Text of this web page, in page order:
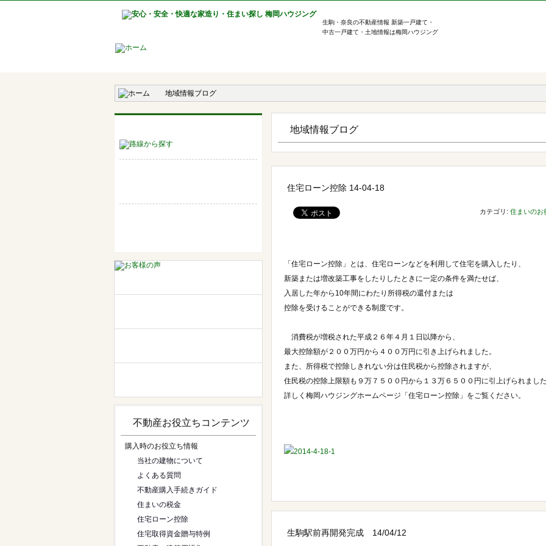
生駒・奈良の不動産情報 新築一戸建て・
中古一戸建て・土地情報は梅岡ハウジング
地域情報ブログ
不動産お役立ちコンテンツ
購入時のお役立ち情報
当社の建物について
よくある質問
不動産購入手続きガイド
住まいの税金
住宅ローン控除
住宅取得資金贈与特例
地域情報ブログ
住宅ローン控除 14-04-18
カテゴリ: 住まいのお
「住宅ローン控除」とは、住宅ローンなどを利用して住宅を購入したり、
新築または増改築工事をしたりしたときに一定の条件を満たせば、
入居した年から10年間にわたり所得税の還付または
控除を受けることができる制度です。
消費税が増税された平成２６年４月１日以降から、
最大控除額が２００万円から４００万円に引き上げられました。
また、所得税で控除しきれない分は住民税から控除されますが、
住民税の控除上限額も９万７５００円から１３万６５００円に引上げられまし
詳しく梅岡ハウジングホームページ「住宅ローン控除」をご覧ください。
生駒駅前再開発完成 14/04/12